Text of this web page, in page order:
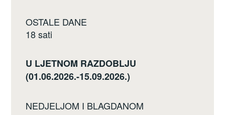
OSTALE DANE
18 sati
U LJETNOM RAZDOBLJU
(01.06.2026.-15.09.2026.)
NEDJELJOM I BLAGDANOM